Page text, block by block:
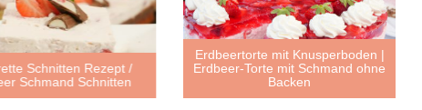
Schnitten Rezept /
Schmand Schnitten
Erdbeertorte mit Knusperboden |
Erdbeer-Torte mit Schmand ohne
Backen